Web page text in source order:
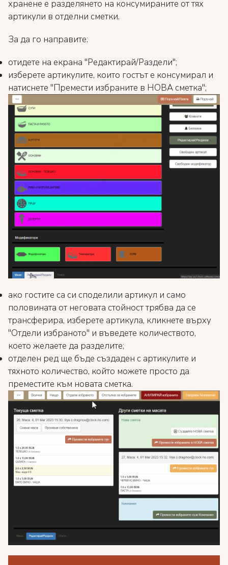
хранене е разделянето на консумираните от тях
артикули в отделни сметки.
За да го направите:
отидете на екрана "Редактирай/Раздели";
изберете артикулите, които гостът е консумирал и
натиснете "Премести избраните в НОВА сметка";
ако гостите са си споделили артикул и само
половината от неговата стойност трябва да се
трансферира, изберете артикула, кликнете върху
"Отдели избраното" и въведете количеството,
което желаете да разделите;
отделен ред ще бъде създаден с артикулите и
тяхното количество, който можете просто да
преместите към новата сметка.